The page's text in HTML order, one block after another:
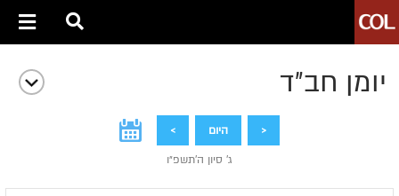
יומן חב״ד
< היום >
ג' סיון ה׳תשפ״ו